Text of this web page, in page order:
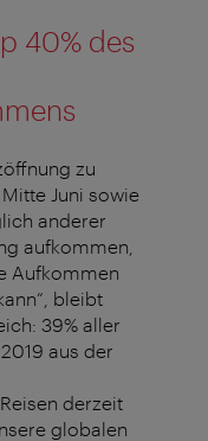
40% des
zu
Juni sowie
anderer
aufkommen,
Aufkommen
bleibt
39% aller
aus der
derzeit
globalen